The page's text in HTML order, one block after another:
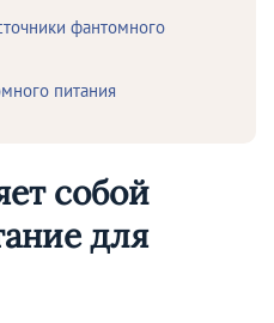
фантомного
питания
собой
для